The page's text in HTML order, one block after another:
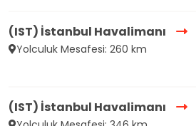
(IST) İstanbul Havalimanı
Yolculuk Mesafesi: 260 km
(IST) İstanbul Havalimanı